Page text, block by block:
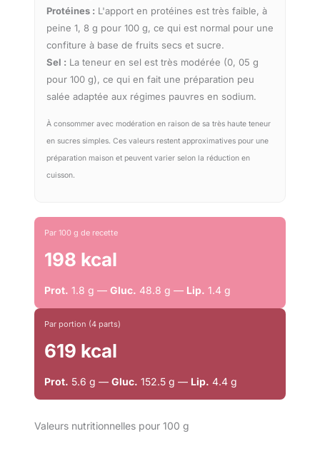
Protéines : L'apport en protéines est très faible, à
peine 1, 8 g pour 100 g, ce qui est normal pour une
confiture à base de fruits secs et sucre.
Sel : La teneur en sel est très modérée (0, 05 g
pour 100 g), ce qui en fait une préparation peu
salée adaptée aux régimes pauvres en sodium.
À consommer avec modération en raison de sa très haute teneur
en sucres simples. Ces valeurs restent approximatives pour une
préparation maison et peuvent varier selon la réduction en
cuisson.
Par 100 g de recette
198 kcal
Prot. 1.8 g — Gluc. 48.8 g — Lip. 1.4 g
Par portion (4 parts)
619 kcal
Prot. 5.6 g — Gluc. 152.5 g — Lip. 4.4 g
Valeurs nutritionnelles pour 100 g